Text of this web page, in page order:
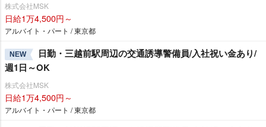
株式会社MSK
日給1万4,500円～
アルバイト・パート / 東京都
NEW
日勤・三越前駅周辺の交通誘導警備員/入社祝い金あり/
週1日～OK
株式会社MSK
日給1万4,500円～
アルバイト・パート / 東京都